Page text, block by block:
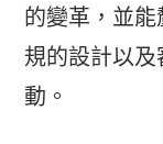
的變革，並
規的設計以
動。